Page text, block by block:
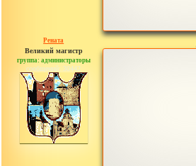
Рената
Великий магистр
группа: администраторы
сообщений: 30442